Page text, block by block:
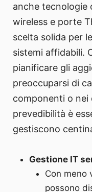
anche tecnologie
wireless e porte
scelta solida per
sistemi affidabili.
pianificare gli
preoccuparsi di
componenti o nei
prevedibilità è
gestiscono
Gestione IT
Con meno
possono